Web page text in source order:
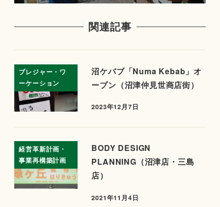
関連記事
ブレジャー・ワ
ーケーション
沼ケバブ「Numa Kebab」オ
ープン（沼津仲見世商店街）
2023年12月7日
経営革新計画・
事業再構築計画
BODY DESIGN
PLANNING（沼津店・三島
店）
2021年11月4日